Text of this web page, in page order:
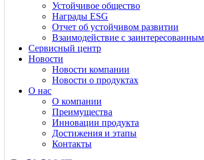
Устойчивое общество
Награды ESG
Отчет об устойчивом развитии
Взаимодействие с
Сервисный центр
Новости
Новости компании
Новости о продуктах
О нас
О компании
Преимущества
Инновации продукта
Достижения и этапы
Контакты